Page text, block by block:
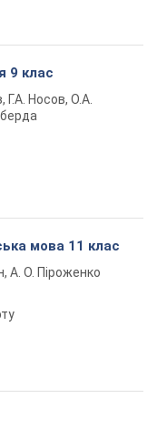
9 клас
Носов, О.А.
мова 11 клас
А. О. Піроженко